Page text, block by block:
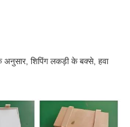
शिपिंग लकड़ी के बक्से, हवा